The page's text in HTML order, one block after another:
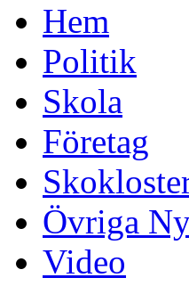
Hem
Politik
Skola
Företag
Övriga
Video